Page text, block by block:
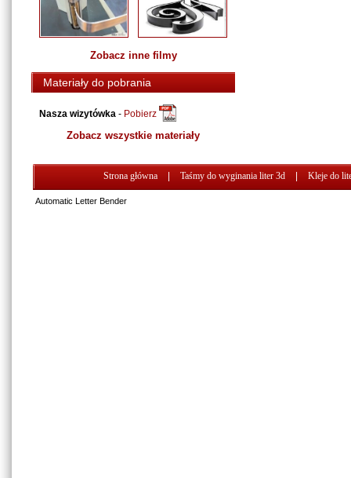
Zobacz inne filmy
Materiały do pobrania
Nasza wizytówka - Pobierz
Zobacz wszystkie materiały
Strona główna Taśmy do wyginania liter 3d Kleje do
Automatic Letter Bender